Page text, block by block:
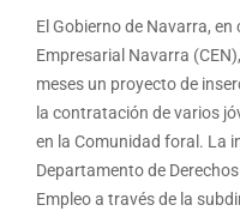
El Gobierno de Navarra,
Empresarial Navarra
meses un proyecto de
la contratación de varios
en la Comunidad foral. La
Departamento de
Empleo a través de la